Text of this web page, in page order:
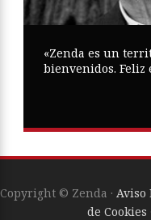
«Zenda es un
bienvenidos. Feliz
Copyright © Zenda · Aviso
de Cookies